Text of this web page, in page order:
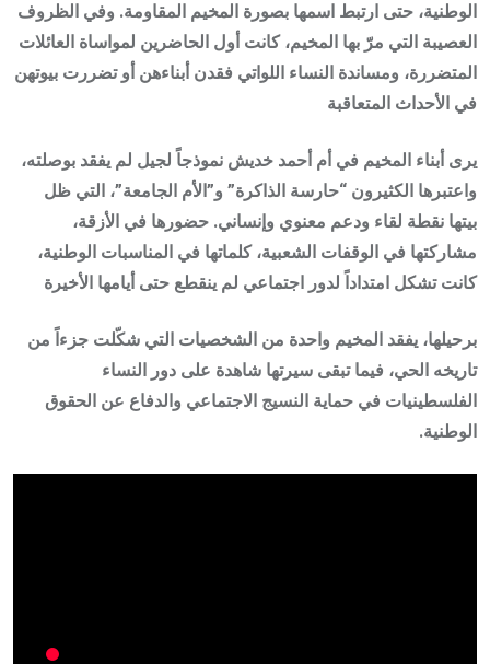
الوطنية، حتى ارتبط اسمها بصورة المخيم المقاومة. وفي الظروف
العصيبة التي مرّ بها المخيم، كانت أول الحاضرين لمواساة العائلات
المتضررة، ومساندة النساء اللواتي فقدن أبناءهن أو تضررت بيوتهن
في الأحداث المتعاقبة
يرى أبناء المخيم في أم أحمد خديش نموذجاً لجيل لم يفقد بوصلته،
واعتبرها الكثيرون “حارسة الذاكرة” و”الأم الجامعة”، التي ظل
بيتها نقطة لقاء ودعم معنوي وإنساني. حضورها في الأزقة،
مشاركتها في الوقفات الشعبية، كلماتها في المناسبات الوطنية،
كانت تشكل امتداداً لدور اجتماعي لم ينقطع حتى أيامها الأخيرة
برحيلها، يفقد المخيم واحدة من الشخصيات التي شكّلت جزءاً من
تاريخه الحي، فيما تبقى سيرتها شاهدة على دور النساء
الفلسطينيات في حماية النسيج الاجتماعي والدفاع عن الحقوق
الوطنية.